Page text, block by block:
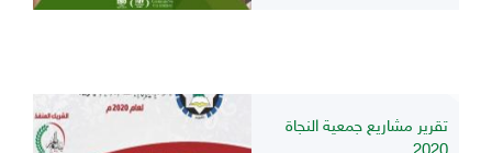
تقرير مشاريع جمعية النجاة